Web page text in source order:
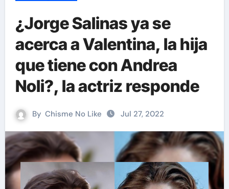
¿Jorge Salinas ya se
acerca a Valentina, la hija
que tiene con Andrea
Noli?, la actriz responde
By Chisme No Like Jul 27, 2022